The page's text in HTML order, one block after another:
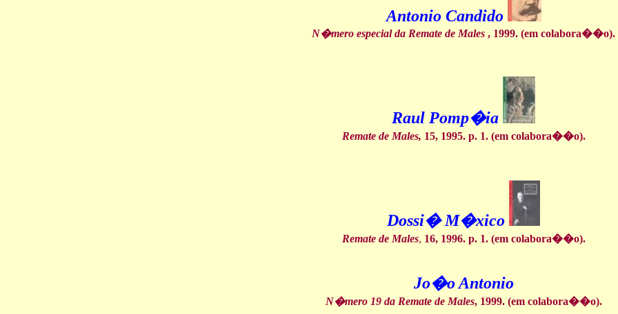
Antonio Candido
N�mero especial da Remate de Males , 1999. (em colabora��o).
Raul Pomp�ia
Remate de Males, 15, 1995. p. 1. (em colabora��o).
Dossi� M�xico
Remate de Males, 16, 1996. p. 1. (em colabora��o).
Jo�o Antonio
N�mero 19 da Remate de Males, 1999. (em colabora��o).